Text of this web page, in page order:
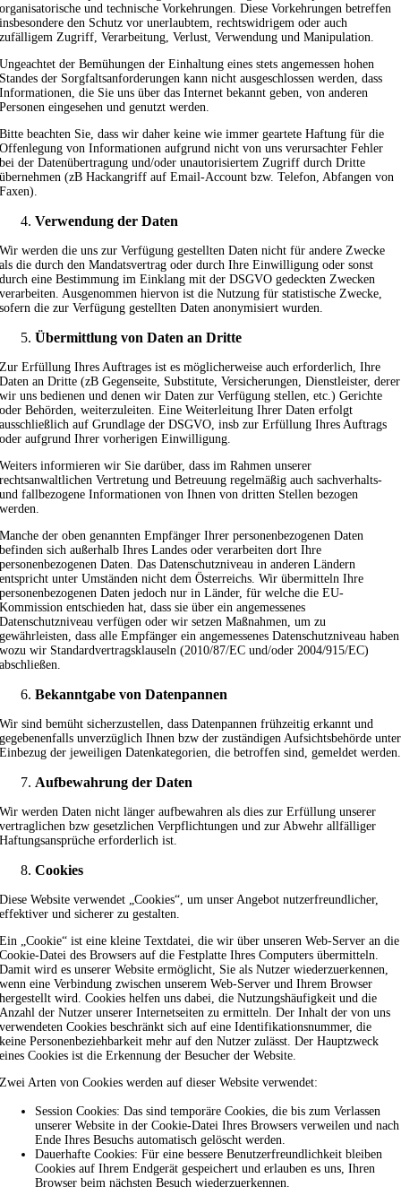
organisatorische und technische Vorkehrungen. Diese Vorkehrungen betreffen
insbesondere den Schutz vor unerlaubtem, rechtswidrigem oder auch
zufälligem Zugriff, Verarbeitung, Verlust, Verwendung und Manipulation.
Ungeachtet der Bemühungen der Einhaltung eines stets angemessen hohen
Standes der Sorgfaltsanforderungen kann nicht ausgeschlossen werden, dass
Informationen, die Sie uns über das Internet bekannt geben, von anderen
Personen eingesehen und genutzt werden.
Bitte beachten Sie, dass wir daher keine wie immer geartete Haftung für die
Offenlegung von Informationen aufgrund nicht von uns verursachter Fehler
bei der Datenübertragung und/oder unautorisiertem Zugriff durch Dritte
übernehmen (zB Hackangriff auf Email-Account bzw. Telefon, Abfangen von
Faxen).
Verwendung der Daten
Wir werden die uns zur Verfügung gestellten Daten nicht für andere Zwecke
als die durch den Mandatsvertrag oder durch Ihre Einwilligung oder sonst
durch eine Bestimmung im Einklang mit der DSGVO gedeckten Zwecken
verarbeiten. Ausgenommen hiervon ist die Nutzung für statistische Zwecke,
sofern die zur Verfügung gestellten Daten anonymisiert wurden.
Übermittlung von Daten an Dritte
Zur Erfüllung Ihres Auftrages ist es möglicherweise auch erforderlich, Ihre
Daten an Dritte (zB Gegenseite, Substitute, Versicherungen, Dienstleister, derer
wir uns bedienen und denen wir Daten zur Verfügung stellen, etc.) Gerichte
oder Behörden, weiterzuleiten. Eine Weiterleitung Ihrer Daten erfolgt
ausschließlich auf Grundlage der DSGVO, insb zur Erfüllung Ihres Auftrags
oder aufgrund Ihrer vorherigen Einwilligung.
Weiters informieren wir Sie darüber, dass im Rahmen unserer
rechtsanwaltlichen Vertretung und Betreuung regelmäßig auch sachverhalts-
und fallbezogene Informationen von Ihnen von dritten Stellen bezogen
werden.
Manche der oben genannten Empfänger Ihrer personenbezogenen Daten
befinden sich außerhalb Ihres Landes oder verarbeiten dort Ihre
personenbezogenen Daten. Das Datenschutzniveau in anderen Ländern
entspricht unter Umständen nicht dem Österreichs. Wir übermitteln Ihre
personenbezogenen Daten jedoch nur in Länder, für welche die EU-
Kommission entschieden hat, dass sie über ein angemessenes
Datenschutzniveau verfügen oder wir setzen Maßnahmen, um zu
gewährleisten, dass alle Empfänger ein angemessenes Datenschutzniveau haben
wozu wir Standardvertragsklauseln (2010/87/EC und/oder 2004/915/EC)
abschließen.
Bekanntgabe von Datenpannen
Wir sind bemüht sicherzustellen, dass Datenpannen frühzeitig erkannt und
gegebenenfalls unverzüglich Ihnen bzw der zuständigen Aufsichtsbehörde unter
Einbezug der jeweiligen Datenkategorien, die betroffen sind, gemeldet werden.
Aufbewahrung der Daten
Wir werden Daten nicht länger aufbewahren als dies zur Erfüllung unserer
vertraglichen bzw gesetzlichen Verpflichtungen und zur Abwehr allfälliger
Haftungsansprüche erforderlich ist.
Cookies
Diese Website verwendet „Cookies“, um unser Angebot nutzerfreundlicher,
effektiver und sicherer zu gestalten.
Ein „Cookie“ ist eine kleine Textdatei, die wir über unseren Web-Server an die
Cookie-Datei des Browsers auf die Festplatte Ihres Computers übermitteln.
Damit wird es unserer Website ermöglicht, Sie als Nutzer wiederzuerkennen,
wenn eine Verbindung zwischen unserem Web-Server und Ihrem Browser
hergestellt wird. Cookies helfen uns dabei, die Nutzungshäufigkeit und die
Anzahl der Nutzer unserer Internetseiten zu ermitteln. Der Inhalt der von uns
verwendeten Cookies beschränkt sich auf eine Identifikationsnummer, die
keine Personenbeziehbarkeit mehr auf den Nutzer zulässt. Der Hauptzweck
eines Cookies ist die Erkennung der Besucher der Website.
Zwei Arten von Cookies werden auf dieser Website verwendet:
Session Cookies: Das sind temporäre Cookies, die bis zum Verlassen
unserer Website in der Cookie-Datei Ihres Browsers verweilen und nach
Ende Ihres Besuchs automatisch gelöscht werden.
Dauerhafte Cookies: Für eine bessere Benutzerfreundlichkeit bleiben
Cookies auf Ihrem Endgerät gespeichert und erlauben es uns, Ihren
Browser beim nächsten Besuch wiederzuerkennen.